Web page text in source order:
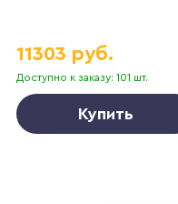
Доступно к заказу: 101 шт.
11303 руб.
Купить